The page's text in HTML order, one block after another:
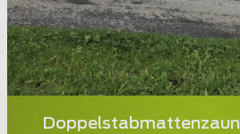
Doppelstabmattenzaun